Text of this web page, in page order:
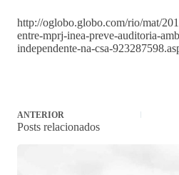
http://oglobo.globo.com/rio/mat/
entre-mprj-inea-preve-auditoria-
independente-na-csa-
ANTERIOR
Posts relacionados